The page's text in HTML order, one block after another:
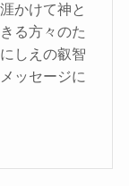
かけて神と
る方々のた
しえの叡智
ッセージに